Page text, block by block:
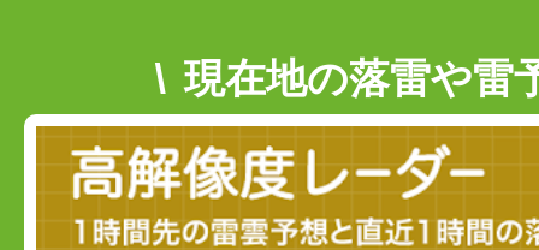
現在地の落雷や雷